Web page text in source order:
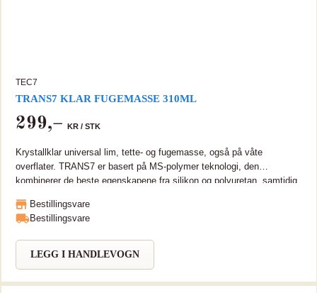
TEC7
TRANS7 KLAR FUGEMASSE 310ML
299,– KR / STK
Krystallklar universal lim, tette- og fugemasse, også på våte
overflater. TRANS7 er basert på MS-polymer teknologi, den
kombinerer de beste egenskapene fra silikon og polyuretan, samtidig
fleksibel Gift- og luktfri Overmalbar Tåler UV-stråler
Bestillingsvare
Bestillingsvare
LEGG I HANDLEVOGN